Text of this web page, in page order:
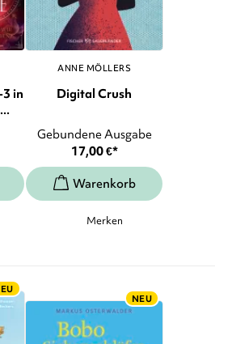
in
ANNE MÖLLERS
Digital Crush
Gebundene Ausgabe
17,00€*
Merken
NEU